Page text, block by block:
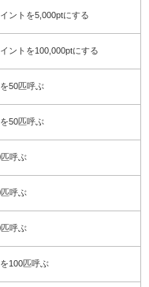
ントを5,000ptにする
ントを100,000ptにする
50匹呼ぶ
50匹呼ぶ
呼ぶ
呼ぶ
呼ぶ
100匹呼ぶ